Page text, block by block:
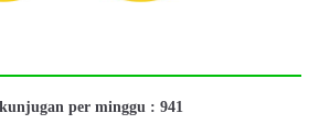
per minggu : 941